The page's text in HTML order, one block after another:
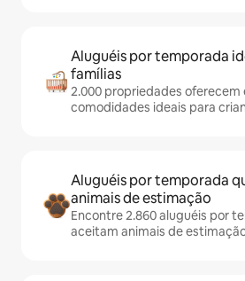
Aluguéis por temporada
famílias
2.000 propriedades oferecem
comodidades ideais para
Aluguéis por temporada
animais de estimação
Encontre 2.860 aluguéis por
aceitam animais de